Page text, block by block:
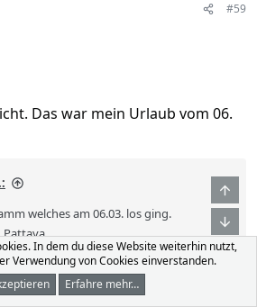
#59
Das war mein Urlaub vom 06.
welches am 06.03. los ging.
Pattaya
Nang, Krabi
Samui
Ao Nang , Krabi
Dunkler Modus Anmelden
In dem du diese Website weiterhin nutzt,
Verwendung von Cookies einverstanden.
Erfahre mehr…